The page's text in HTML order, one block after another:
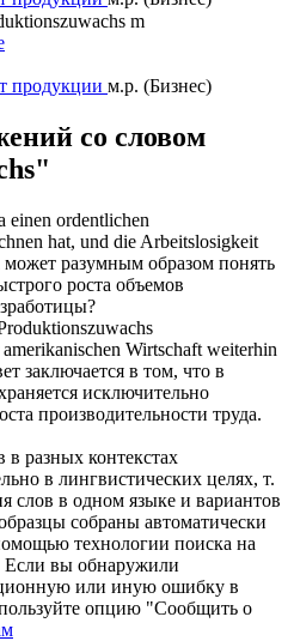
m
продукции м.р. (Бизнес)
со словом
einen ordentlichen
hat, und die Arbeitslosigkeit
разумным образом понять
роста объемов
Wirtschaft weiterhin
заключается в том, что в
исключительно
производительности труда.
разных контекстах
в лингвистических целях, т.
слов в одном языке и вариантов
собраны автоматически
технологии поиска на
Если вы обнаружили
или иную ошибку в
опцию "Сообщить о